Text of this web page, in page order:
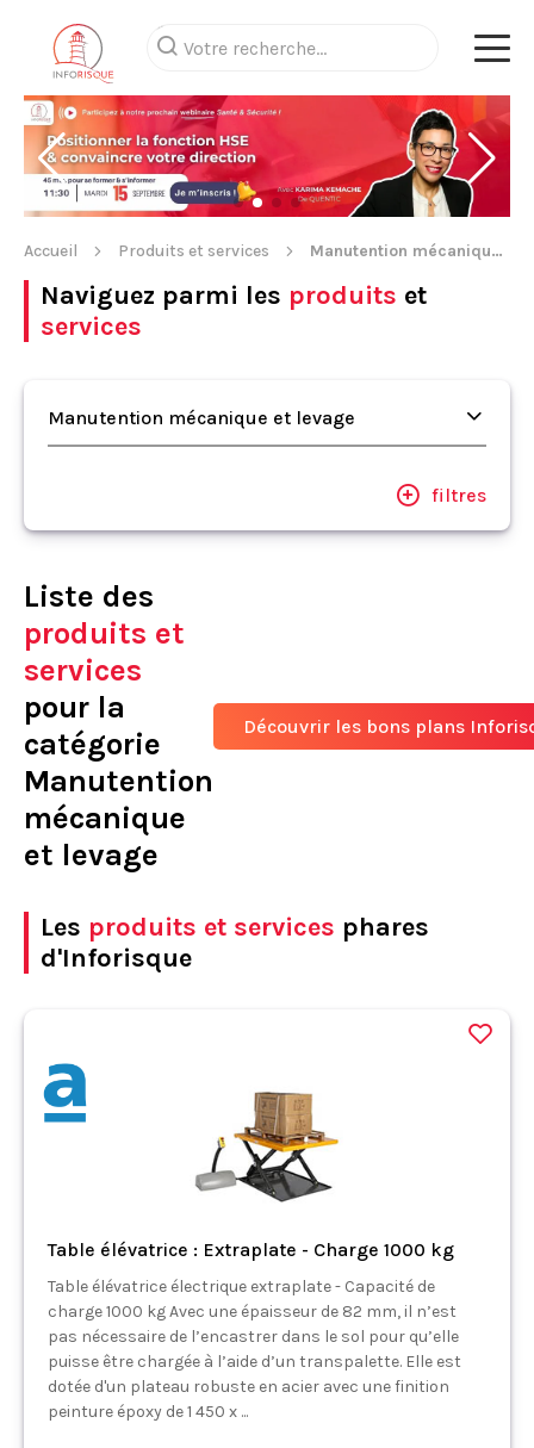
Accueil Produits et services Manutention mécanique et levage
Naviguez parmi les produits et
services
Manutention mécanique et levage
filtres
Liste des
produits et
services
pour la
catégorie
Manutention
mécanique
et levage
Découvrir les bons plans
Les produits et services phares
d'Inforisque
Table élévatrice : Extraplate - Charge 1000 kg
Table élévatrice électrique extraplate - Capacité de
charge 1000 kg Avec une épaisseur de 82 mm, il n’est
pas nécessaire de l’encastrer dans le sol pour qu’elle
puisse être chargée à l’aide d’un transpalette. Elle est
dotée d'un plateau robuste en acier avec une finition
peinture époxy de 1 450 x ...